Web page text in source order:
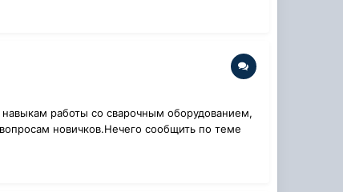
работы со сварочным оборудованием,
новичков.Нечего сообщить по теме